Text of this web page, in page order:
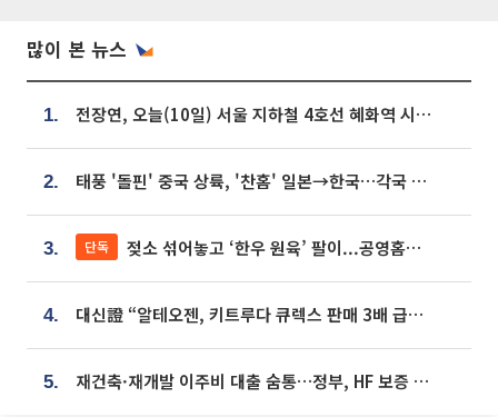
많이 본 뉴스
1. 전장연, 오늘(10일) 서울 지하철 4호선 혜화역 시위…1호선 용산역 무정차
2. 태풍 '돌핀' 중국 상륙, '찬홈' 일본→한국…각국 기상청 예상 경로는?
3. 단독 젖소 섞어놓고 ‘한우 원육’ 팔이...공영홈쇼핑 표기·검증 구멍
4. 대신證 “알테오젠, 키트루다 큐렉스 판매 3배 급증…목표가 41만원 상향”
5. 재건축·재개발 이주비 대출 숨통…정부, HF 보증 신설 추진